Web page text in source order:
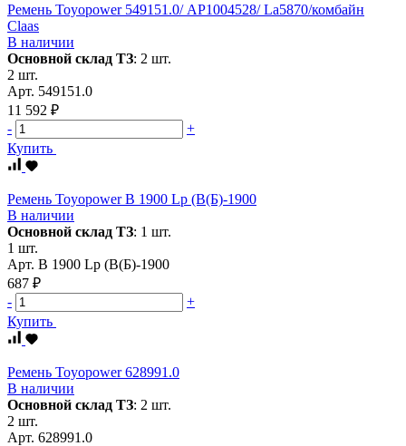
Ремень Toyopower 549151.0/ АР1004528/ La5870/комбайн
Claas
В наличии
Основной склад ТЗ: 2 шт.
2 шт.
Арт. 549151.0
11 592 ₽
-
+
Купить
Ремень Toyopower В 1900 Lp (В(Б)-1900
В наличии
Основной склад ТЗ: 1 шт.
1 шт.
Арт. В 1900 Lp (В(Б)-1900
687 ₽
-
+
Купить
Ремень Toyopower 628991.0
В наличии
Основной склад ТЗ: 2 шт.
2 шт.
Арт. 628991.0